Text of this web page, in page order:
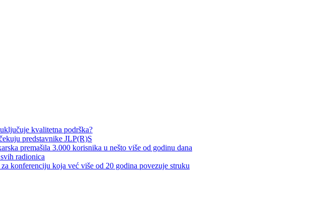
kvalitetna podrška?
predstavnike JLP(R)S
premašila 3.000 korisnika u nešto više od godinu dana
radionica
konferenciju koja već više od 20 godina povezuje struku